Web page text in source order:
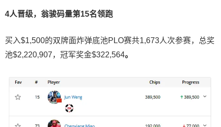
4人晋级，翁骏码量第15名领跑
买入$1,500的双牌面炸弹底池PLO赛共1,673人次参赛，总奖
池$2,220,907，冠军奖金$322,564。